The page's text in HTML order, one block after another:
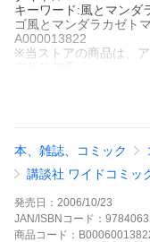
キーワード:風とマンダ
ゴ風とマンダラカゼト
A000013822
※当ストアの商品は、
立川志加吾
は用意してください。
風とマンダラの作品をも
本、雑誌、コミック
講談社 ワイドコミッ
発売日： 2006/10/23
JAN/ISBNコード：
商品 コード：